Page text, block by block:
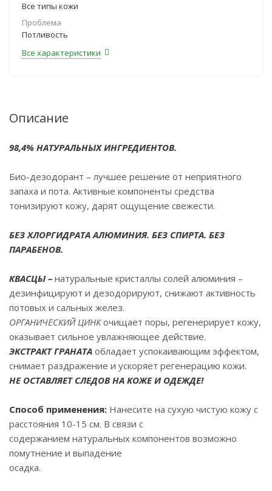
Все типы кожи
Проблема
Потливость
Все характеристики
Описание
98,4% НАТУРАЛЬНЫХ ИНГРЕДИЕНТОВ.
Био-дезодорант – лучшее решение от неприятного
запаха и пота. Активные компоненты средства
тонизируют кожу, дарят ощущение свежести.
БЕЗ ХЛОРГИДРАТА АЛЮМИНИЯ. БЕЗ СПИРТА. БЕЗ
ПАРАБЕНОВ.
КВАСЦЫ – натуральные кристаллы солей алюминия –
дезинфицируют и дезодорируют, снижают активность
потовых и сальных желез.
ОРГАНИЧЕСКИЙ ЦИНКочищает поры, регенерирует кожу,
оказывает сильное увлажняющее действие.
ЭКСТРАКТ ГРАНАТА обладает успокаивающим эффектом,
снимает раздражение и ускоряет регенерацию кожи.
НЕ ОСТАВЛЯЕТ СЛЕДОВ НА КОЖЕ И ОДЕЖДЕ!
Способ применения: Нанесите на сухую чистую кожу с
расстояния 10-15 см. В связи с
содержанием натуральных компонентов возможно
помутнение и выпадение
осадка.